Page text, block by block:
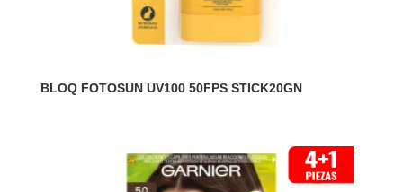
BLOQ FOTOSUN UV100 50FPS STICK20GN